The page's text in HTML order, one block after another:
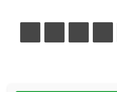
بينتيريست
مشاركة عبر البريد